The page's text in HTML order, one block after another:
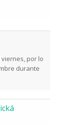
viernes, por lo
durante